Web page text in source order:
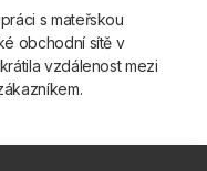
s mateřskou
obchodní sítě v
vzdálenost mezi